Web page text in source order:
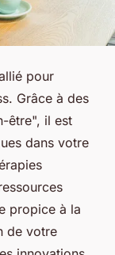
pour
Grâce à des
être", il est
dans votre
propice à la
de votre